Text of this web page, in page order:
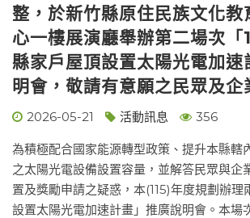
整，於新竹縣原住民族文化教
心一樓展演廳舉辦第二場次「
縣家戶屋頂設置太陽光電加速
明會，敬請有意願之民眾及企
2026-05-21 活動訊息 356
為積極配合國家能源轉型政策、提升本縣轄
之太陽光電設備設置容量，並解答民眾與企
置及獎勵申請之疑惑，本(115)年度規劃辦理
設置太陽光電加速計畫」推廣說明會。本場